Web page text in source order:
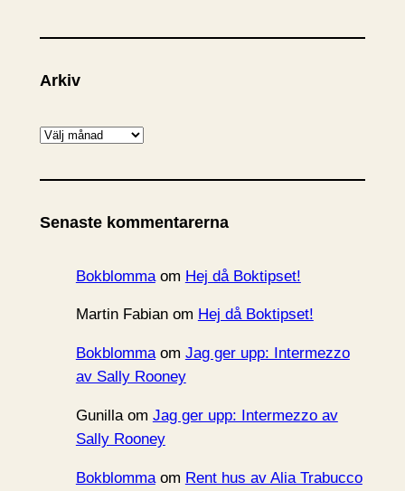
Arkiv
A
k
v
Senaste kommentarerna
Bokblommaom Hej då Boktipset!
Martin Fabianom Hej då Boktipset!
Bokblommaom Jag ger upp: Intermezzo
av Sally Rooney
Gunillaom Jag ger upp: Intermezzo av
Sally Rooney
Bokblommaom Rent hus av Alia Trabucco